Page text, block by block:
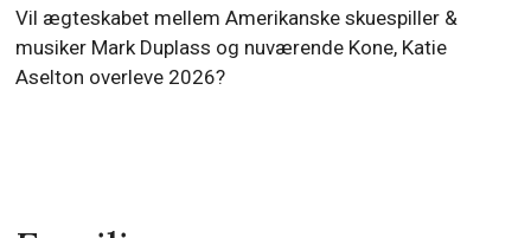
Vil ægteskabet mellem Amerikanske skuespiller &
musiker Mark Duplass og nuværende Kone, Katie
Aselton overleve 2026?